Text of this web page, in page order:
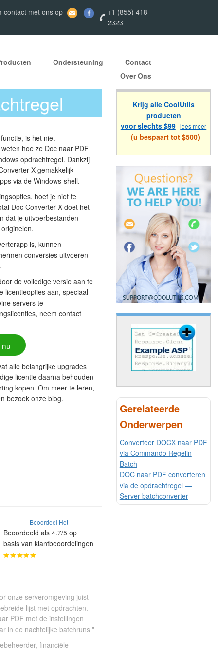
contact met ons op
+1 (855) 418-
2323
Ondersteuning
Contact
Over Ons
is het niet
hoe ze Doc naar PDF
opdrachtregel. Dankzij
X gemakkelijk
via de Windows-shell.
hoef je niet te
Doc Converter X doet het
dat je uitvoerbestanden
is, kunnen
conversies uitvoeren
de volledige versie aan te
licentieopties aan, speciaal
servers te
neem contact
alle belangrijke upgrades
licentie daarna behouden
kopen. Om meer te leren,
bezoek onze blog.
Beoordeel Het
Beoordeeld als 4.7/5 op
basis van klantbeoordelingen
onze serveromgeving juist
lijst met opdrachten.
PDF met de instellingen
in de nachtelijke batchruns."
financiële
Krijg alle CoolUtils
producten
voor slechts $99 lees meer
(u bespaart tot $500)
Gerelateerde
Onderwerpen
Converteer DOCX naar PDF
via Commando Regelin
Batch
DOC naar PDF converteren
via de opdrachtregel —
Server-batchconverter